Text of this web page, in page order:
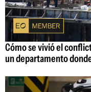
Cómo se vivió el
un departamento